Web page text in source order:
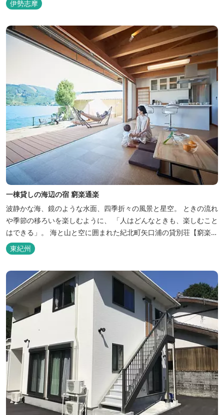
伊勢志摩
一棟貸しの海辺の宿 窮楽通楽
波静かな海、鏡のような水面、四季折々の風景と星空。 ときの流れ
や季節の移ろいを楽しむように、 「人はどんなときも、楽しむこと
はできる」。 海と山と空に囲まれた紀北町矢口浦の貸別荘【窮楽通
楽】。 中国古典『荘子』の一節「窮亦楽、通亦楽」から名づけまし
た。 いつでも気軽にご利用ください。
東紀州